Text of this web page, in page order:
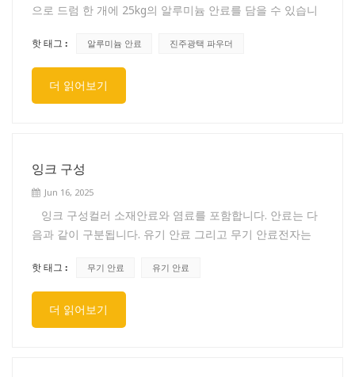
외관에 따라하이글로스 타입, 매트 타입, 아티스틱 타입
으로 드럼 한 개에 25kg의 알루미늄 안료를 담을 수 있습니
레트 한 개에 드럼 18개를 담을 수 있으므로 팔레트 한 개에
450kg의 알루미늄 안료를 담을 수 있습니다. 진주광택 파우
더드럼 크기는 D38cm*H47cm입니다. 일반적으로 드럼 한
개에 진주 안료 25kg을 담을 수 있습니다. 팔레트 한 개에 드
H13cm*L115cm*W115cm*H107cm 샘플: 알루미늄 안료
는 스테인리스 캔에 포장되고, 진주광택 안료는 플라스틱 봉
지에 포장됩니다.
핫 태그 : 알루미늄 안료 진주광택 파우더
더 읽어보기
잉크 구성
Jun 16, 2025
잉크 구성컬러 소재안료와 염료를 포함합니다. 안료는 다
음과 같이 구분됩니다. 유기 안료 그리고 무기 안료전자는
아조 및 아실시안화물 안료와 같은 잉크에 널리 사용됩니다.
후자는 은 페이스트, 티타늄 화이트, 카드뮴 레드, 크롬 그린
과 같이 내광성, 내열성, 내용제성, 은폐력이 우수합니다. 안
료는 착색제 입자 형태로 착색되며 용해되지 않습니다. 이는
핫 태그 : 무기 안료 유기 안료
더 읽어보기